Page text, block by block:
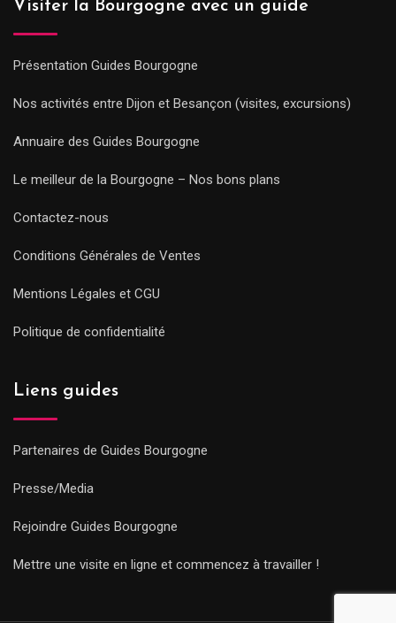
Visiter la Bourgogne avec un guide
Présentation Guides Bourgogne
Nos activités entre Dijon et Besançon (visites, excursions)
Annuaire des Guides Bourgogne
Le meilleur de la Bourgogne – Nos bons plans
Contactez-nous
Conditions Générales de Ventes
Mentions Légales et CGU
Politique de confidentialité
Liens guides
Partenaires de Guides Bourgogne
Presse/Media
Rejoindre Guides Bourgogne
Mettre une visite en ligne et commencez à travailler !